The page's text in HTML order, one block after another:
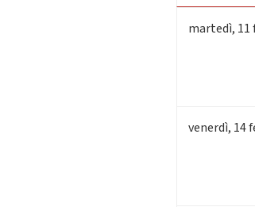
martedì, 11
venerdì, 14